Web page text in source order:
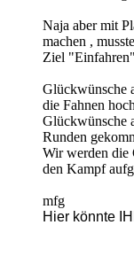
Naja aber mit
machen ,
Ziel
Glückwünsche
die Fahnen
Glückwünsche
Runden
Wir werden die
den Kampf
mfg
Hier könnte